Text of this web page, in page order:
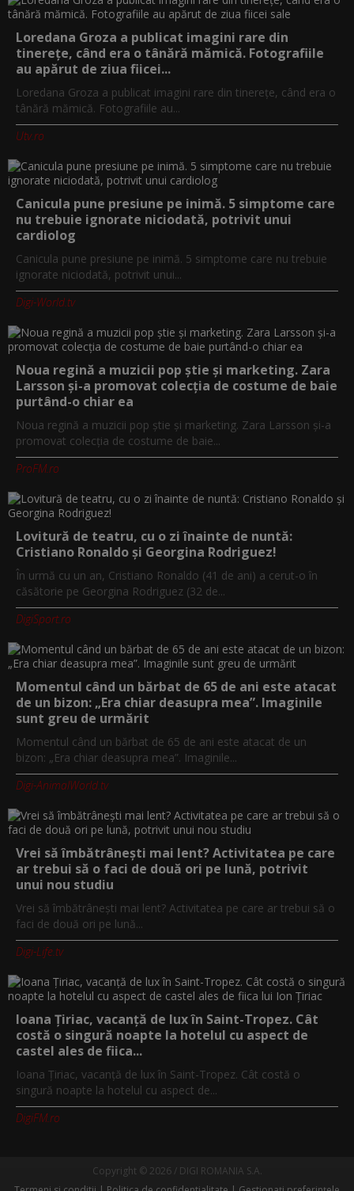
Loredana Groza a publicat imagini rare din
tinerețe, când era o tânără mămică. Fotografiile
au apărut de ziua fiicei...
Loredana Groza a publicat imagini rare din tinerețe, când era o
tânără mămică. Fotografiile au...
Utv.ro
Canicula pune presiune pe inimă. 5 simptome care
nu trebuie ignorate niciodată, potrivit unui
cardiolog
Canicula pune presiune pe inimă. 5 simptome care nu trebuie
ignorate niciodată, potrivit unui...
Digi-World.tv
Noua regină a muzicii pop știe și marketing. Zara
Larsson și-a promovat colecția de costume de baie
purtând-o chiar ea
Noua regină a muzicii pop știe și marketing. Zara Larsson și-a
promovat colecția de costume de baie...
ProFM.ro
Lovitură de teatru, cu o zi înainte de nuntă:
Cristiano Ronaldo și Georgina Rodriguez!
În urmă cu un an, Cristiano Ronaldo (41 de ani) a cerut-o în
căsătorie pe Georgina Rodriguez (32 de...
DigiSport.ro
Momentul când un bărbat de 65 de ani este atacat
de un bizon: „Era chiar deasupra mea”. Imaginile
sunt greu de urmărit
Momentul când un bărbat de 65 de ani este atacat de un
bizon: „Era chiar deasupra mea”. Imaginile...
Digi-AnimalWorld.tv
Vrei să îmbătrânești mai lent? Activitatea pe care
ar trebui să o faci de două ori pe lună, potrivit
unui nou studiu
Vrei să îmbătrânești mai lent? Activitatea pe care ar trebui să o
faci de două ori pe lună...
Digi-Life.tv
Ioana Țiriac, vacanță de lux în Saint-Tropez. Cât
costă o singură noapte la hotelul cu aspect de
castel ales de fiica...
Ioana Țiriac, vacanță de lux în Saint-Tropez. Cât costă o
singură noapte la hotelul cu aspect de...
DigiFM.ro
Copyright © 2026 / DIGI ROMANIA S.A.